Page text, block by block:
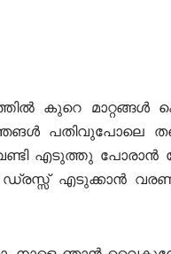
കുറെ
പതിവുപോലെ
എടുത്തു പോരാൻ
ഡ്രസ്സ്‌ എടുക്കാൻ